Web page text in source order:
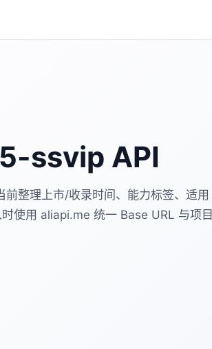
ssvip API
整理上市/收录时间、能力标签、适用
使用 aliapi.me 统一 Base URL 与项目